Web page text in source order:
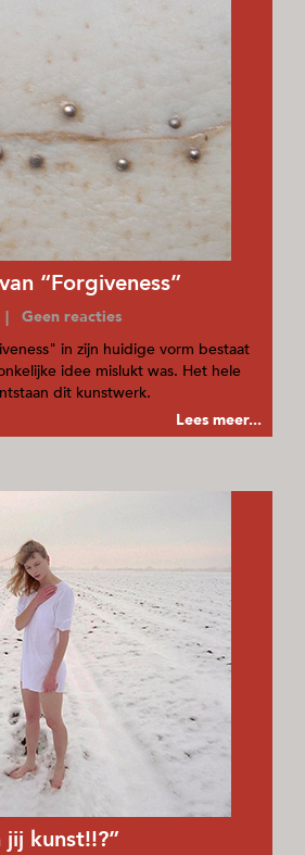
“Forgiveness”
Geen reacties
in zijn huidige vorm bestaat
idee mislukt was. Het hele
dit kunstwerk.
Lees meer...
kunst!!?”